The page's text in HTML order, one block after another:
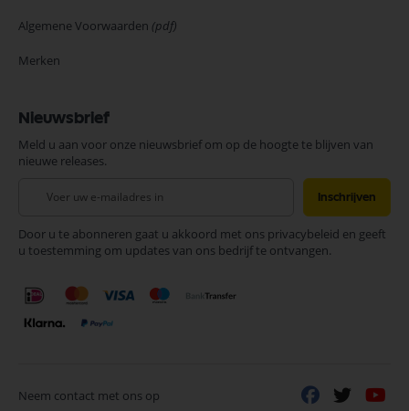
Algemene Voorwaarden (pdf)
Merken
Nieuwsbrief
Meld u aan voor onze nieuwsbrief om op de hoogte te blijven van
nieuwe releases.
onze
nieuwsbrief
Inschrijven
Door u te abonneren gaat u akkoord met ons privacybeleid en geeft
u toestemming om updates van ons bedrijf te ontvangen.
Neem contact met ons op